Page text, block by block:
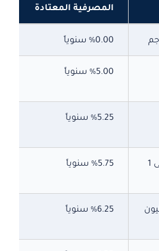
المصرفية المعتادة
%0.00 سنوياً
%5.00 سنوياً
%5.25 سنوياً
ألف إلى 1
%5.75 سنوياً
إلى 5 مليون
%6.25 سنوياً